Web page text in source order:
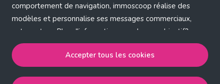
comportement de navigation, immoscoop réalise des
modèles et personnalise ses messages commerciaux,
entre autres. Plus d'informations sur chaque objectif?
Cliquez sur 'Gestion des cookies par objectif'.
Notre politique de cookiesAccepter tous les cookies